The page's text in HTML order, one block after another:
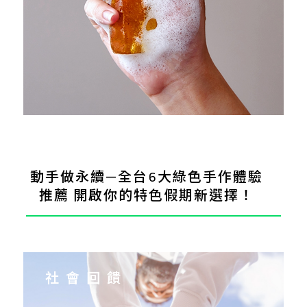
動手做永續—全台6大綠色手作體驗
推薦 開啟你的特色假期新選擇！
社會回饋